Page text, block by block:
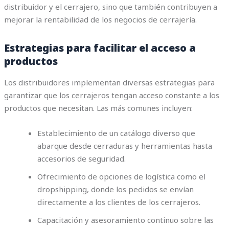
distribuidor y el cerrajero, sino que también contribuyen a
mejorar la rentabilidad de los negocios de cerrajería.
Estrategias para facilitar el acceso a
productos
Los distribuidores implementan diversas estrategias para
garantizar que los cerrajeros tengan acceso constante a los
productos que necesitan. Las más comunes incluyen:
Establecimiento de un catálogo diverso que
abarque desde cerraduras y herramientas hasta
accesorios de seguridad.
Ofrecimiento de opciones de logística como el
dropshipping, donde los pedidos se envían
directamente a los clientes de los cerrajeros.
Capacitación y asesoramiento continuo sobre las